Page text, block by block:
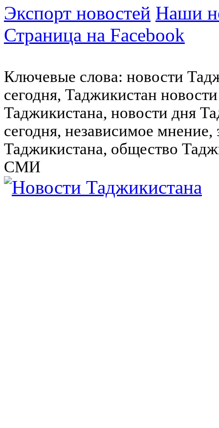
Экспорт новостей Наши
Страница на Facebook
Ключевые слова: новости
сегодня, Таджикистан
Таджикистана, новости дня
сегодня, независимое
Таджикистана, общество
СМИ